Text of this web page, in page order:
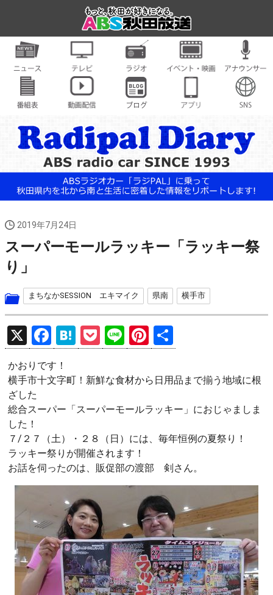
2019年7月24日
スーパーモールラッキー「ラッキー祭
り」
まちなかSESSION エキマイク 県南 横手市
X
F
a
ce
o
o
k
H
at
e
a
P
o
ck
Li
n
e
Pi
nt
er
t
有
かおりです！
横手市十文字町！新鮮な食材から日用品まで揃う地域に根
ざした
総合スーパー「スーパーモールラッキー」におじゃましま
した！
７/２７（土）・２８（日）には、毎年恒例の夏祭り！
ラッキー祭りが開催されます！
お話を伺ったのは、販促部の渡部 剣さん。